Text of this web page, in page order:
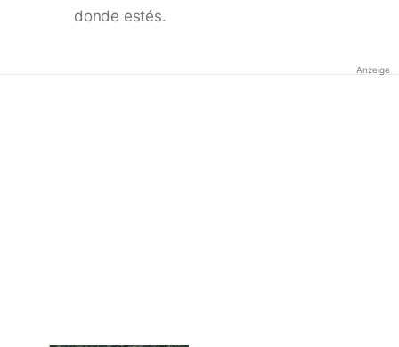
donde estés.
Anzeige